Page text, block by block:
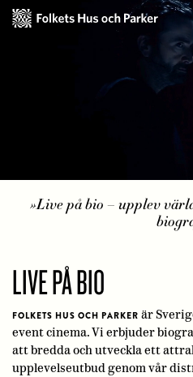
Live på bio – upplev
LIVE PÅ BIO
FOLKETS HUS OCH PARKER är
event cinema. Vi erbjuder
att bredda och utveckla ett
upplevelseutbud genom vår